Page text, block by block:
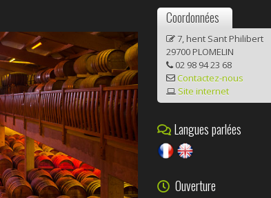
Coordonnées
7, hent Sant Philibert
29700 PLOMELIN
02 98 94 23 68
Contactez-nous
Site internet
Langues parlées
Ouverture